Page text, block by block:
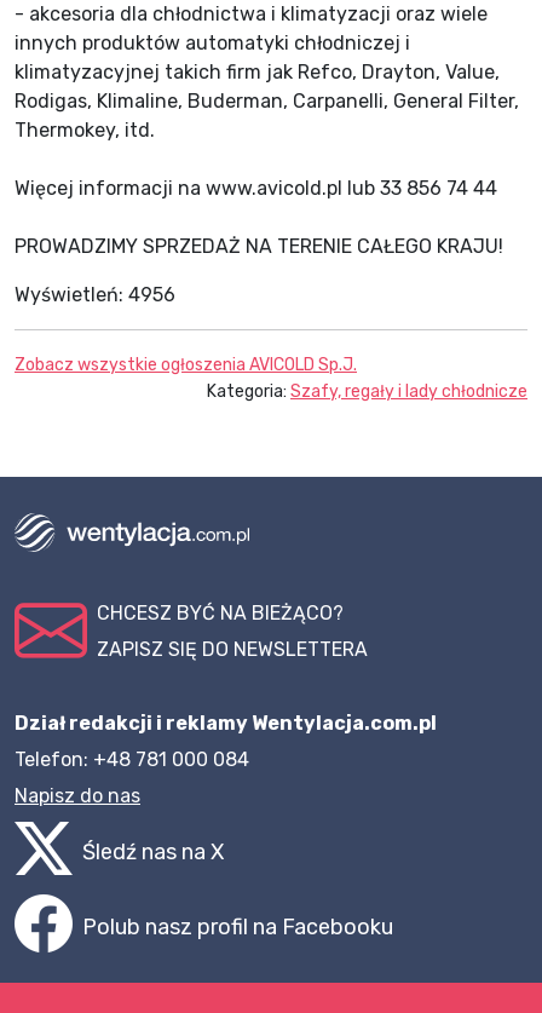
- akcesoria dla chłodnictwa i klimatyzacji oraz wiele
innych produktów automatyki chłodniczej i
klimatyzacyjnej takich firm jak Refco, Drayton, Value,
Rodigas, Klimaline, Buderman, Carpanelli, General Filter,
Thermokey, itd.
Więcej informacji na www.avicold.pl lub 33 856 74 44
PROWADZIMY SPRZEDAŻ NA TERENIE CAŁEGO KRAJU!
Wyświetleń: 4956
Zobacz wszystkie ogłoszenia AVICOLD Sp.J.
Kategoria: Szafy, regały i lady chłodnicze
CHCESZ BYĆ NA BIEŻĄCO?
ZAPISZ SIĘ DO NEWSLETTERA
Dział redakcji i reklamy Wentylacja.com.pl
Telefon: +48 781 000 084
Napisz do nas
Śledź nas na X
Polub nasz profil na Facebooku